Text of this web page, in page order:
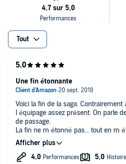
exclusivité par Audible et est
téléchargement.©2017 Robert Laffont
Tout
Voici la fin de la saga.
l équipage assez présent. On parle
de passage.
La fin ne m étonné pas... tout en m
fin car la est leur place (sans trop en
ai pas de suite saurait été
Une fin étonnante